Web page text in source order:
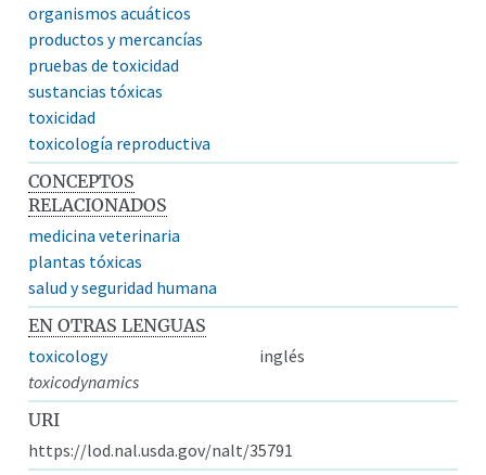
organismos acuáticos
productos y mercancías
pruebas de toxicidad
sustancias tóxicas
toxicidad
toxicología reproductiva
CONCEPTOS
RELACIONADOS
medicina veterinaria
plantas tóxicas
salud y seguridad humana
EN OTRAS LENGUAS
toxicology
inglés
toxicodynamics
URI
https://lod.nal.usda.gov/nalt/35791